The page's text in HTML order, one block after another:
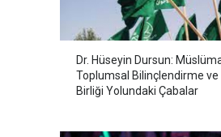
Dr. Hüseyin Dursun:
Toplumsal Bilinçlendirme
Birliği Yolundaki Çabalar